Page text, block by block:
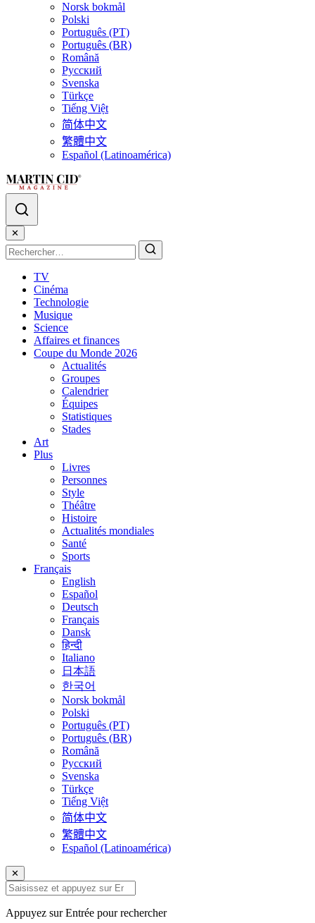
Norsk bokmål
Polski
Português (PT)
Português (BR)
Română
Русский
Svenska
Türkçe
Tiếng Việt
简体中文
繁體中文
Español (Latinoamérica)
✕
TV
Cinéma
Technologie
Musique
Science
Affaires et finances
Coupe du Monde 2026
Actualités
Groupes
Calendrier
Équipes
Statistiques
Stades
Art
Plus
Livres
Personnes
Style
Théâtre
Histoire
Actualités mondiales
Santé
Sports
Français
English
Español
Deutsch
Français
Dansk
हिन्दी
Italiano
日本語
한국어
Norsk bokmål
Polski
Português (PT)
Português (BR)
Română
Русский
Svenska
Türkçe
Tiếng Việt
简体中文
繁體中文
Español (Latinoamérica)
✕
Appuyez sur Entrée pour rechercher